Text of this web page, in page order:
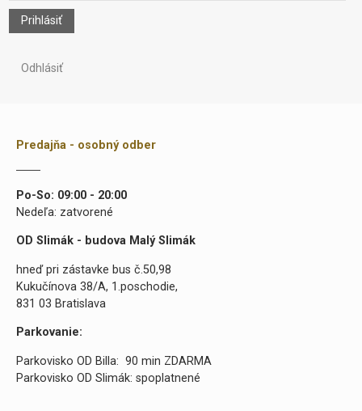
Prihlásiť
Odhlásiť
Predajňa - osobný odber
Po-So: 09:00 - 20:00
Nedeľa: zatvorené
OD Slimák - budova Malý Slimák
hneď pri zástavke bus č.50,98
Kukučínova 38/A, 1.poschodie,
831 03 Bratislava
Parkovanie:
Parkovisko OD Billa: 90 min ZDARMA
Parkovisko OD Slimák: spoplatnené